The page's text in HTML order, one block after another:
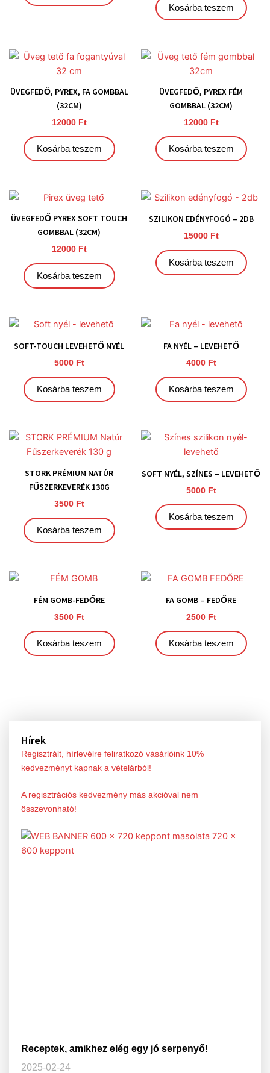
Hírek
Regisztrált, hírlevélre feliratkozó vásárlóink 10%
kedvezményt kapnak a vételárból!
A regisztrációs kedvezmény más akcióval nem
összevonható!
Receptek, amikhez elég egy jó serpenyő!
2025-02-24
Kosárba teszem
ÜVEGFEDŐ, PYREX, FA GOMBBAL
(32CM)
12000 Ft
Kosárba teszem
ÜVEGFEDŐ, PYREX FÉM
GOMBBAL (32CM)
12000 Ft
Kosárba teszem
ÜVEGFEDŐ PYREX SOFT TOUCH
GOMBBAL (32CM)
12000 Ft
Kosárba teszem
SZILIKON EDÉNYFOGÓ – 2DB
15000 Ft
Kosárba teszem
SOFT-TOUCH LEVEHETŐ NYÉL
5000 Ft
Kosárba teszem
FA NYÉL – LEVEHETŐ
4000 Ft
Kosárba teszem
STORK PRÉMIUM NATÚR
FŰSZERKEVERÉK 130G
3500 Ft
Kosárba teszem
SOFT NYÉL, SZÍNES – LEVEHETŐ
5000 Ft
Kosárba teszem
FÉM GOMB-FEDŐRE
3500 Ft
Kosárba teszem
FA GOMB – FEDŐRE
2500 Ft
Kosárba teszem